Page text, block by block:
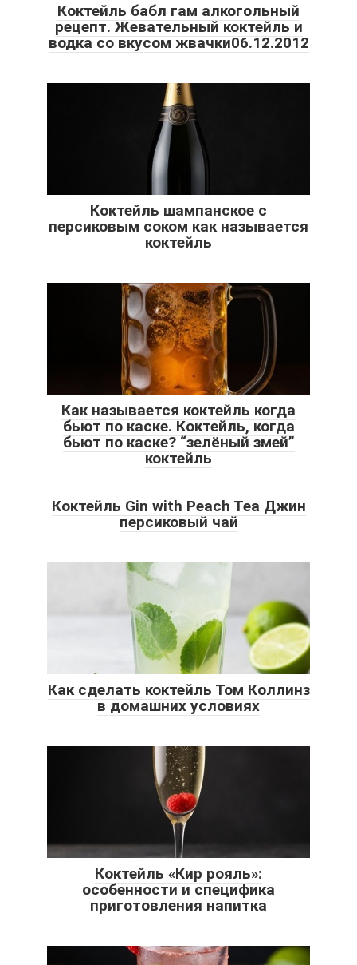
Коктейль бабл гам алкогольный
рецепт. Жевательный коктейль и
водка со вкусом жвачки06.12.2012
Коктейль шампанское с
персиковым соком как называется
коктейль
Как называется коктейль когда
бьют по каске. Коктейль, когда
бьют по каске? “зелёный змей”
коктейль
Коктейль Gin with Peach Tea Джин
персиковый чай
Как сделать коктейль Том Коллинз
в домашних условиях
Коктейль «Кир рояль»:
особенности и специфика
приготовления напитка